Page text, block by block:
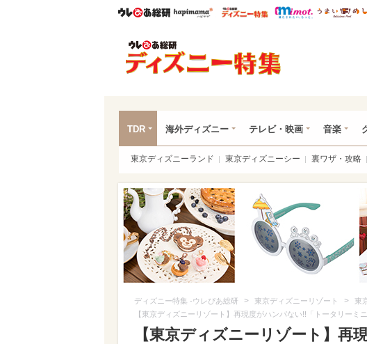
ウレぴあ総研ハピママ* ウレぴあ総研 ディ
mimot.
TDR 海外ディズニー テレビ・映画 音楽
東京ディズニーランド 東京ディズニーシー 裏ワザ・攻略
ディズニー特集 -ウレぴあ総研 > 東京ディズニーリゾート > 東
【東京ディズニーリゾート】再現度がハンパない!!「トータリーミ
【東京ディズニーリゾート】再